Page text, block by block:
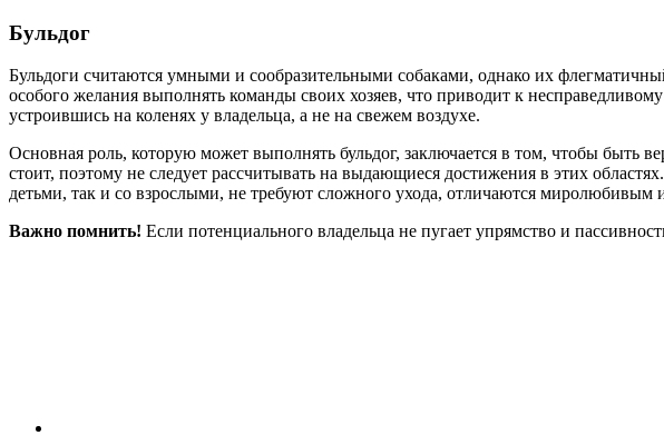
Бульдог
Бульдоги считаются умными и сообразительными собаками, однако их
особого желания выполнять команды своих хозяев, что приводит к
устроившись на коленях у владельца, а не на свежем воздухе.
Основная роль, которую может выполнять бульдог, заключается в том, чтобы
стоит, поэтому не следует рассчитывать на выдающиеся достижения в этих
детьми, так и со взрослыми, не требуют сложного ухода, отличаются
Важно помнить! Если потенциального владельца не пугает упрямство и